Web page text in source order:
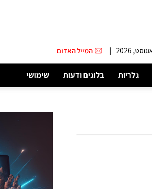
| המייל האדום
גלריות בלוגים ודעות שימושי